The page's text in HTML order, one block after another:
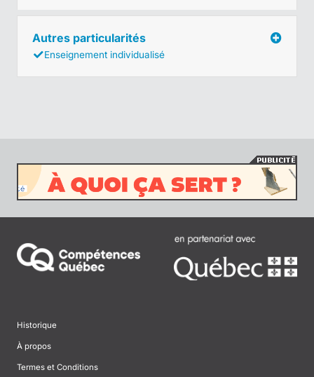
Autres particularités
Enseignement individualisé
Historique
À propos
Termes et Conditions